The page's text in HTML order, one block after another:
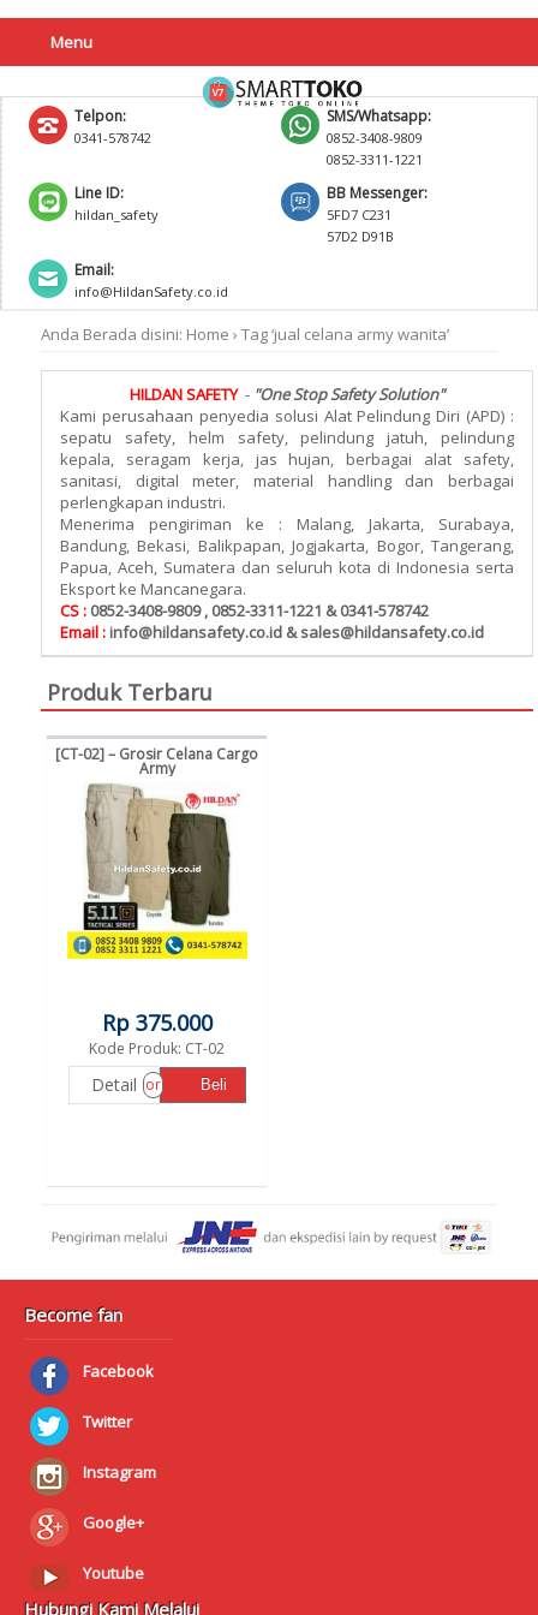
Menu
Telpon:
0341-578742
SMS/Whatsapp:
0852-3408-9809
0852-3311-1221
Line ID:
hildan_safety
BB Messenger:
5FD7 C231
57D2 D91B
Email:
info@HildanSafety.co.id
Anda Berada disini: Home › Tag ‘jual celana army wanita’
HILDAN SAFETY- "One Stop Safety Solution"
Kami perusahaan penyedia solusi Alat Pelindung Diri (APD) :
sepatu safety, helm safety, pelindung jatuh, pelindung
kepala, seragam kerja, jas hujan, berbagai alat safety,
sanitasi, digital meter, material handling dan berbagai
perlengkapan industri.
Menerima pengiriman ke : Malang, Jakarta, Surabaya,
Bandung, Bekasi, Balikpapan, Jogjakarta, Bogor, Tangerang,
Papua, Aceh, Sumatera dan seluruh kota di Indonesia serta
Eksport ke Mancanegara.
CS : 0852-3408-9809 , 0852-3311-1221 & 0341-578742
Email : info@hildansafety.co.id & sales@hildansafety.co.id
Produk Terbaru
[CT-02] – Grosir Celana Cargo
Army
Rp 375.000
Kode Produk: CT-02
Detail or Beli
Become fan
Facebook
Twitter
Instagram
Google+
Youtube
Hubungi Kami Melalui